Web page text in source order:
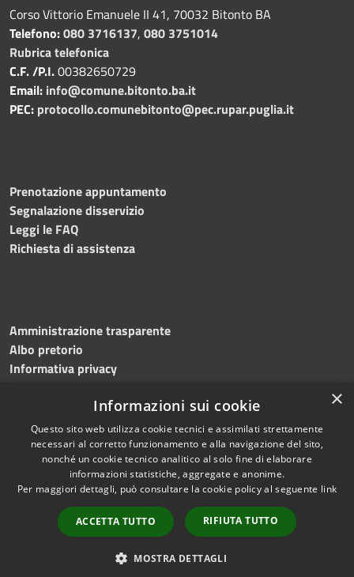
Corso Vittorio Emanuele II 41, 70032 Bitonto BA
Telefono:080 3716137, 080 3751014
Rubrica telefonica
C.F. /P.I.00382650729
Email: info@comune.bitonto.ba.it
PEC: protocollo.comunebitonto@pec.rupar.puglia.it
Prenotazione appuntamento
Segnalazione disservizio
Leggi le FAQ
Richiesta di assistenza
Amministrazione trasparente
Albo pretorio
Informativa privacy
Dichiarazione di accessibilità Meccanismo di feedback
RSS
Accessibilità
Copyright © 2026 • Comune di
Bitonto • Powered by
Municipium•
Accesso
redazione
×
Informazioni sui cookie
Questo sito web utilizza cookie tecnici e assimilati strettamente
necessari al corretto funzionamento e alla navigazione del sito,
nonché un cookie tecnico analitico al solo fine di elaborare
informazioni statistiche, aggregate e anonime.
Per maggiori dettagli, può consultare la cookie policy al seguente link
ACCETTA TUTTO RIFIUTA TUTTO
MOSTRA DETTAGLI